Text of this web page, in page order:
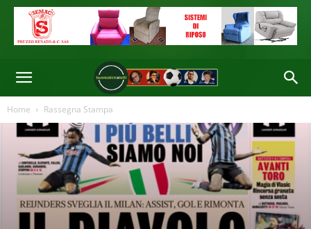
Home Rassegna Stampa
27 punti in palio. A salvezza quasi ipotecata, tecnico e club si siedono al
tavolo per il futuro e per il presente, che dovrà essere ancora di crescita
gara dopo gara